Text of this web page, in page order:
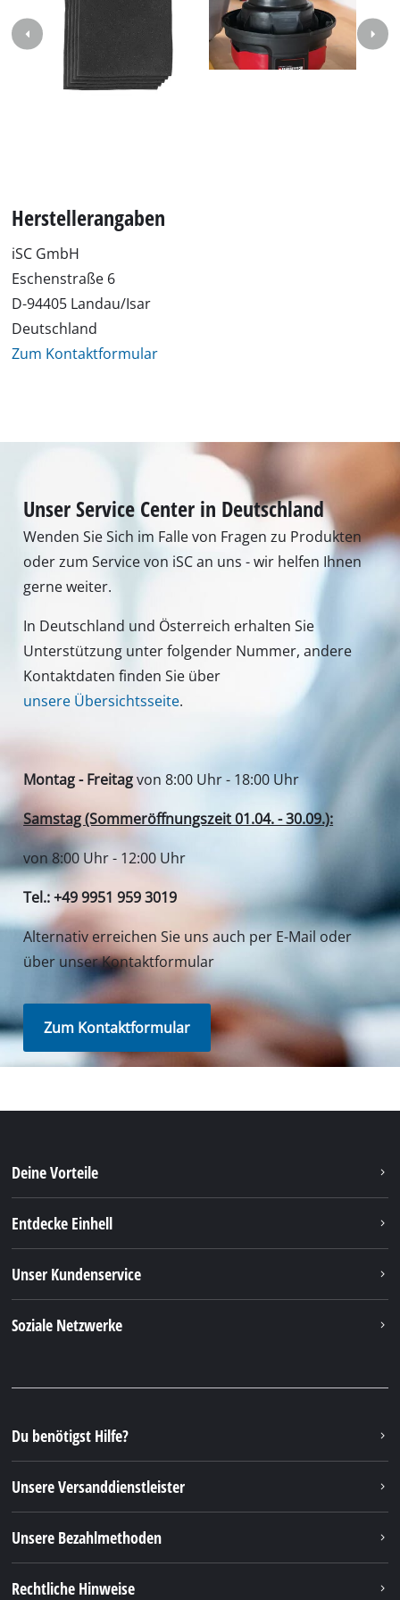
Herstellerangaben
iSC GmbH
Eschenstraße 6
D-94405 Landau/Isar
Deutschland
Zum Kontaktformular
Unser Service Center in Deutschland
Wenden Sie Sich im Falle von Fragen zu Produkten
oder zum Service von iSC an uns - wir helfen Ihnen
gerne weiter.
In Deutschland und Österreich erhalten Sie
Unterstützung unter folgender Nummer, andere
Kontaktdaten finden Sie über
unsere Übersichtsseite.
Montag - Freitagvon 8:00 Uhr - 18:00 Uhr
Samstag (Sommeröffnungszeit 01.04. - 30.09.):
von 8:00 Uhr - 12:00 Uhr
Tel.: +49 9951 959 3019
Alternativ erreichen Sie uns auch per E-Mail oder
über unser Kontaktformular
Zum Kontaktformular
Deine Vorteile
Entdecke Einhell
Unser Kundenservice
Soziale Netzwerke
Du benötigst Hilfe?
Unsere Versanddienstleister
Unsere Bezahlmethoden
Rechtliche Hinweise